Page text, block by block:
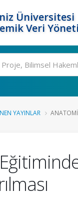
Üniversitesi
Veri
YAYINLAR ANATOMI